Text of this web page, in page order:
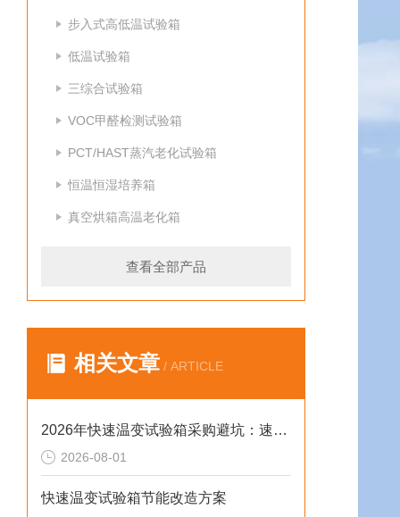
步入式高低温试验箱
低温试验箱
三综合试验箱
VOC甲醛检测试验箱
PCT/HAST蒸汽老化试验箱
恒温恒湿培养箱
真空烘箱高温老化箱
查看全部产品
相关文章 / ARTICLE
2026年快速温变试验箱采购避坑：速率、工况与合规选型逻辑
2026-08-01
快速温变试验箱节能改造方案